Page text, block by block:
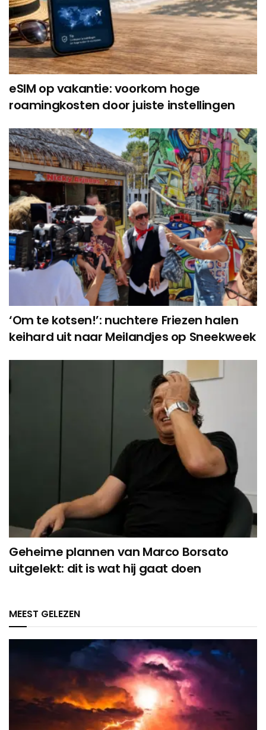
eSIM op vakantie: voorkom hoge
roamingkosten door juiste instellingen
‘Om te kotsen!’: nuchtere Friezen halen
keihard uit naar Meilandjes op Sneekweek
Geheime plannen van Marco Borsato
uitgelekt: dit is wat hij gaat doen
MEEST GELEZEN